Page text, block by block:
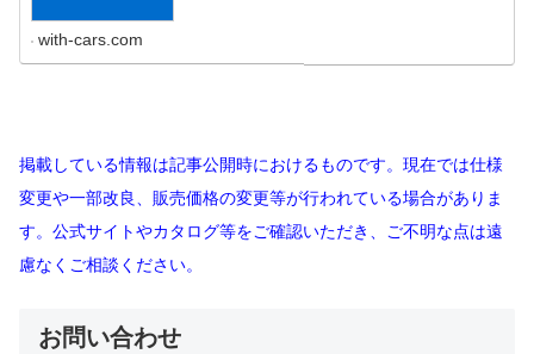
with-cars.com
掲載している情報は記事公開時におけるものです。現在では仕様
変更や一部改良、販売価格の変更等が行われている場合がありま
す。公式サイトやカタログ等をご確認いただき、ご不明な点は遠
慮なくご相談ください。
お問い合わせ